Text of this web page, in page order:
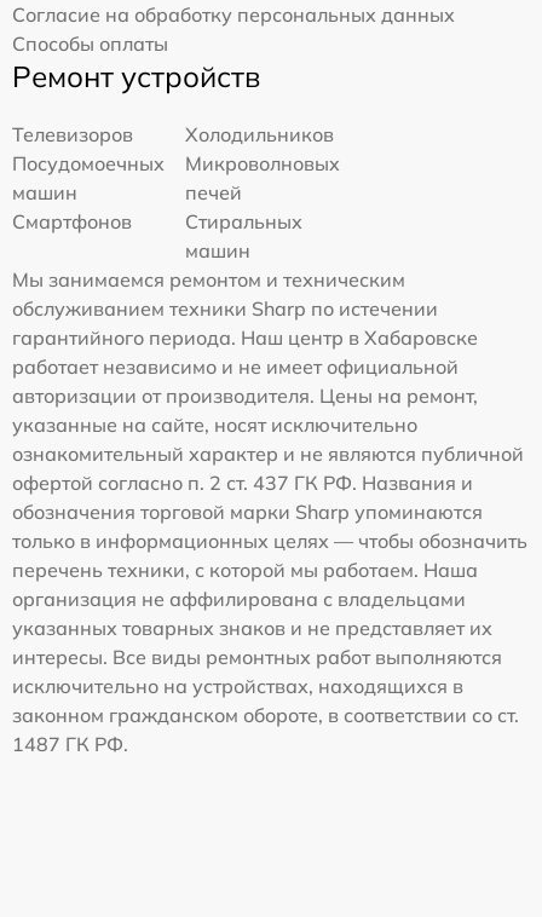
Согласие на обработку персональных данных
Способы оплаты
Ремонт устройств
Телевизоров
Холодильников
Посудомоечных
машин
Микроволновых
печей
Смартфонов
Стиральных
машин
Мы занимаемся ремонтом и техническим
обслуживанием техники Sharp по истечении
гарантийного периода. Наш центр в Хабаровске
работает независимо и не имеет официальной
авторизации от производителя. Цены на ремонт,
указанные на сайте, носят исключительно
ознакомительный характер и не являются публичной
офертой согласно п. 2 ст. 437 ГК РФ. Названия и
обозначения торговой марки Sharp упоминаются
только в информационных целях — чтобы обозначить
перечень техники, с которой мы работаем. Наша
организация не аффилирована с владельцами
указанных товарных знаков и не представляет их
интересы. Все виды ремонтных работ выполняются
исключительно на устройствах, находящихся в
законном гражданском обороте, в соответствии со ст.
1487 ГК РФ.